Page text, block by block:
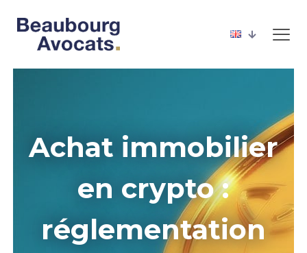
Achat immobilier
en crypto :
réglementation